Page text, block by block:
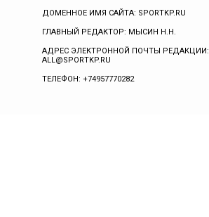
ДОМЕННОЕ ИМЯ САЙТА: SPORTKP.RU
ГЛАВНЫЙ РЕДАКТОР: МЫСИН Н.Н.
АДРЕС ЭЛЕКТРОННОЙ ПОЧТЫ РЕДАКЦИИ:
ALL@SPORTKP.RU
ТЕЛЕФОН: +74957770282